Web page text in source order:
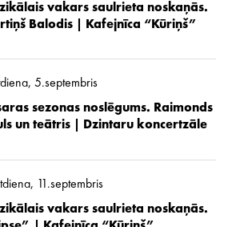
vakars saulrieta noskaņās.
Balodis | Kafejnīca “Kūriņš”
5.septembris
sezonas noslēgums. Raimonds
un teātris | Dzintaru koncertzāle
11.septembris
vakars saulrieta noskaņās.